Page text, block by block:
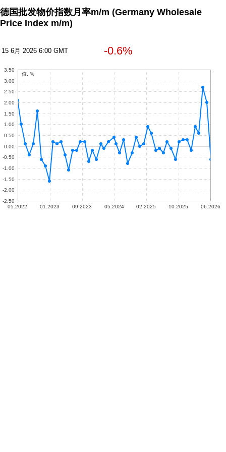
德国批发物价指数月率m/m (Germany Wholesale
Price Index m/m)
15 6月 2026 6:00 GMT -0.6%